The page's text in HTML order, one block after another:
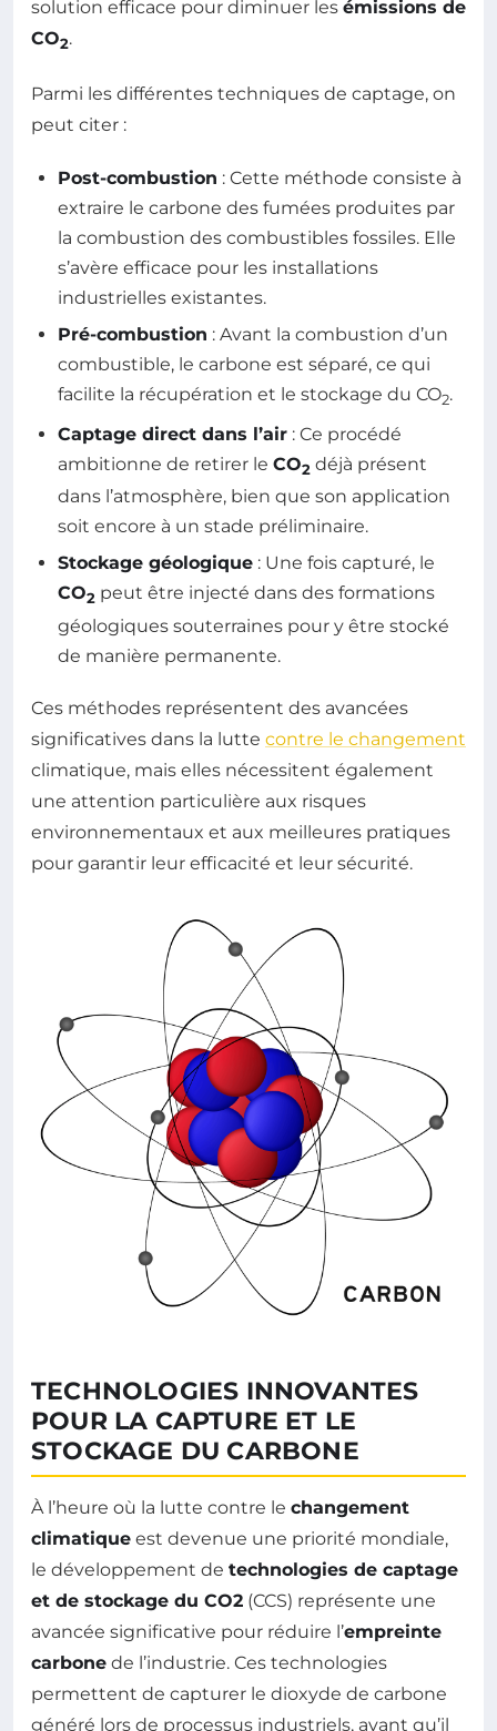
solution efficace pour diminuer les émissions de
CO2.
Parmi les différentes techniques de captage, on
peut citer :
Post-combustion : Cette méthode consiste à
extraire le carbone des fumées produites par
la combustion des combustibles fossiles. Elle
s’avère efficace pour les installations
industrielles existantes.
Pré-combustion : Avant la combustion d’un
combustible, le carbone est séparé, ce qui
facilite la récupération et le stockage du CO2.
Captage direct dans l’air : Ce procédé
ambitionne de retirer le CO2 déjà présent
dans l’atmosphère, bien que son application
soit encore à un stade préliminaire.
Stockage géologique : Une fois capturé, le
CO2 peut être injecté dans des formations
géologiques souterraines pour y être stocké
de manière permanente.
Ces méthodes représentent des avancées
significatives dans la lutte contre le changement
climatique, mais elles nécessitent également
une attention particulière aux risques
environnementaux et aux meilleures pratiques
pour garantir leur efficacité et leur sécurité.
TECHNOLOGIES INNOVANTES
POUR LA CAPTURE ET LE
STOCKAGE DU CARBONE
À l’heure où la lutte contre le changement
climatique est devenue une priorité mondiale,
le développement de technologies de captage
et de stockage du CO2 (CCS) représente une
avancée significative pour réduire l’empreinte
carbone de l’industrie. Ces technologies
permettent de capturer le dioxyde de carbone
généré lors de processus industriels, avant qu’il